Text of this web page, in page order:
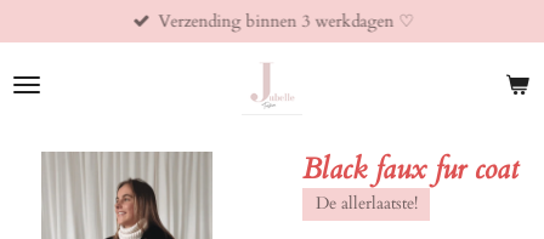
direct
naar
de
Verzending binnen 3 werkdagen ♡︎
Black faux fur coat
De allerlaatste!